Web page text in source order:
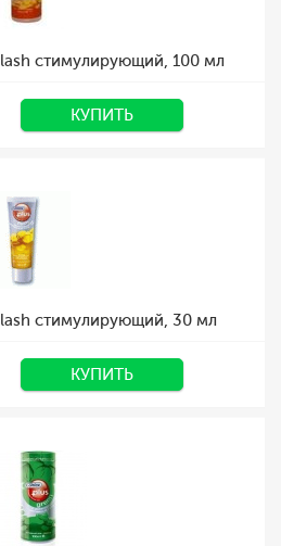
стимулирующий, 100 мл
КУПИТЬ
стимулирующий, 30 мл
КУПИТЬ